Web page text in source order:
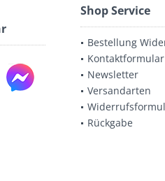
Shop Service
Bestellung
Kontaktformular
Newsletter
Versandarten
Rückgabe